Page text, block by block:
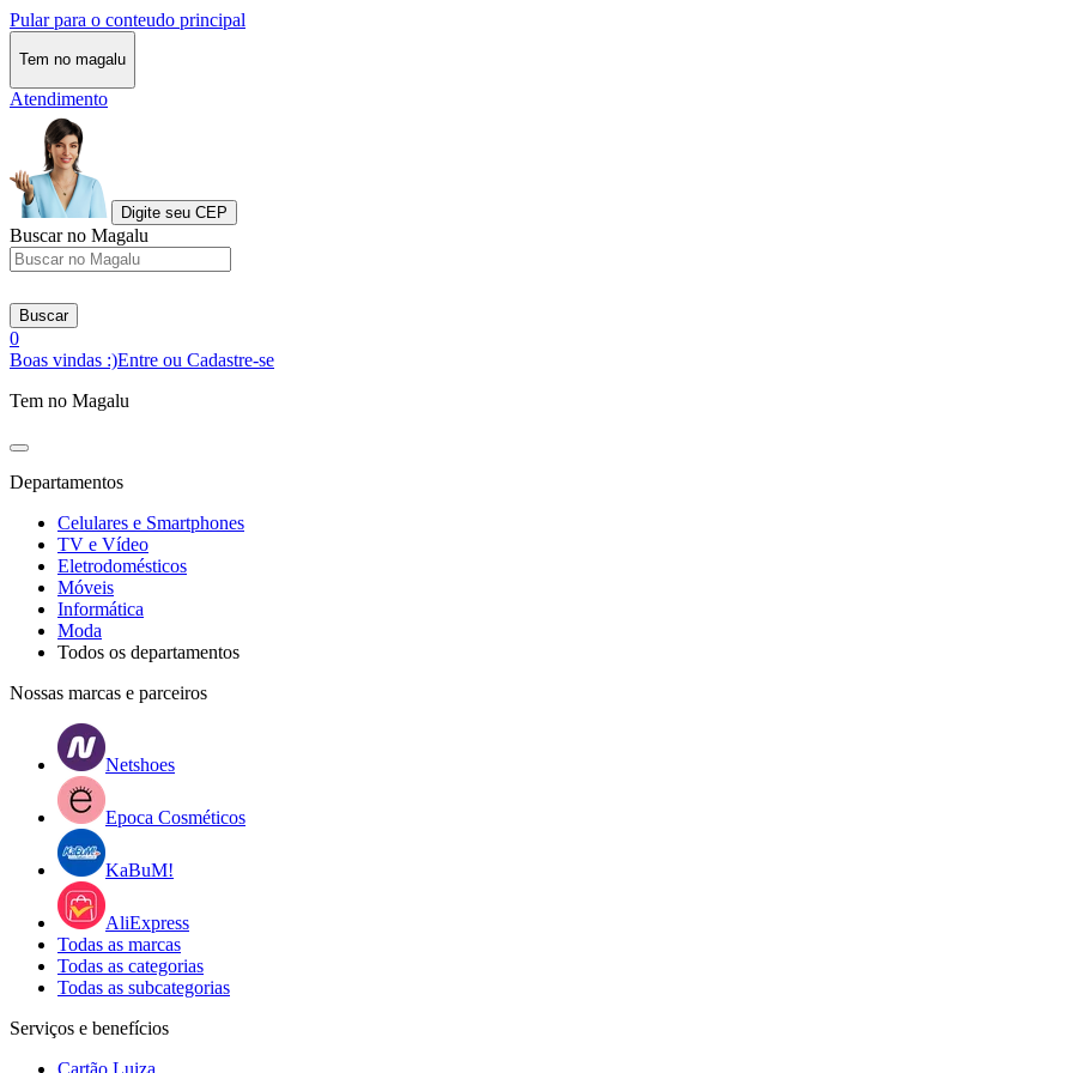
Pular para o conteudo principal
Tem no magalu
Atendimento
Digite seu CEP
Buscar no Magalu
Buscar
0
Boas vindas :)Entre ou Cadastre-se
Tem no Magalu
Departamentos
Celulares e Smartphones
TV e Vídeo
Eletrodomésticos
Móveis
Informática
Moda
Todos os departamentos
Nossas marcas e parceiros
Netshoes
Epoca Cosméticos
KaBuM!
AliExpress
Todas as marcas
Todas as categorias
Todas as subcategorias
Serviços e benefícios
Cartão Luiza